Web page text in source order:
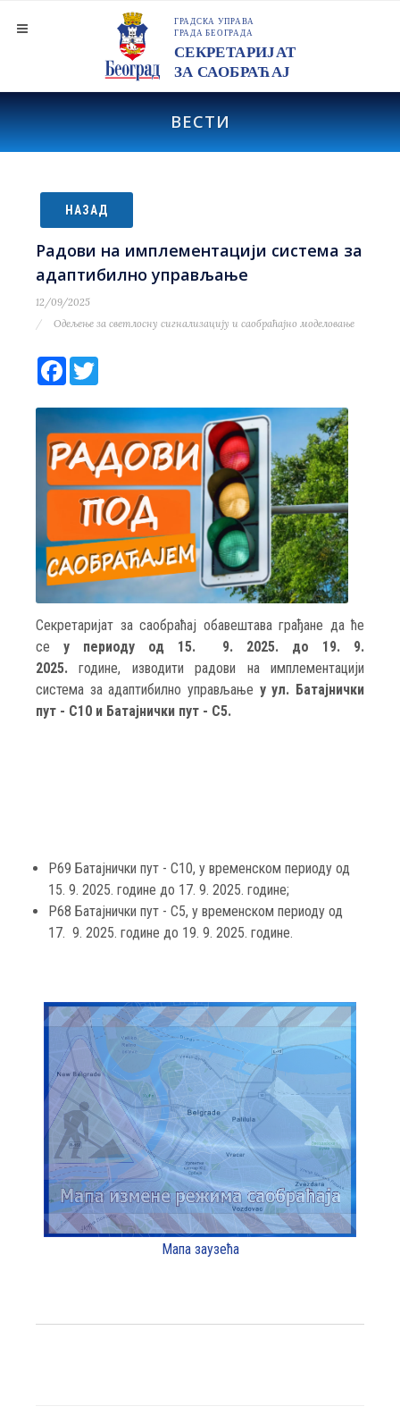
ВЕСТИ
НАЗАД
Радови на имплементацији система за
адаптибилно управљање
12/09/2025
Одељење за светлосну сигнализацију и саобраћајно моделовање
Facebook
Секретаријат за саобраћај обавештава грађане да ће
се у периоду од 15. 9. 2025. до 19. 9.
2025.године, изводити радови на имплементацији
система за адаптибилно управљање у ул. Батајнички
пут - С10 и Батајнички пут - С5.
Р69 Батајнички пут - С10, у временском периоду од
15. 9. 2025. године до 17. 9. 2025. године;
Р68 Батајнички пут - С5, у временском периоду од
17. 9. 2025. године до 19. 9. 2025. године.
Мапа заузећа